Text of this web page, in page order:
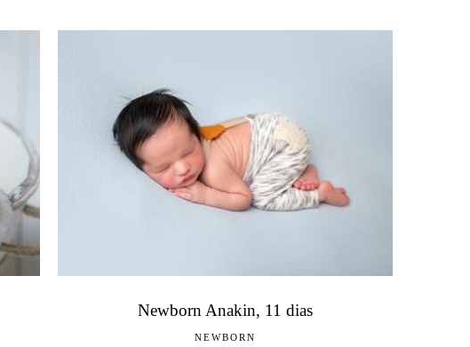
Newborn Anakin, 11 dias
NEWBORN